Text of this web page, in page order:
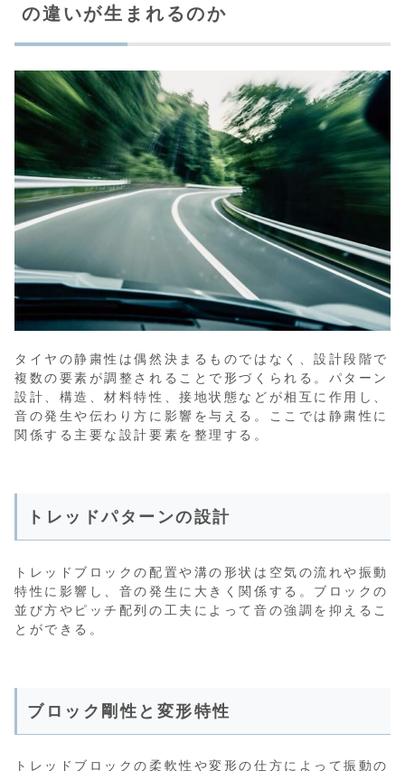
の違いが生まれるのか
タイヤの静粛性は偶然決まるものではなく、設計段階で
複数の要素が調整されることで形づくられる。パターン
設計、構造、材料特性、接地状態などが相互に作用し、
音の発生や伝わり方に影響を与える。ここでは静粛性に
関係する主要な設計要素を整理する。
トレッドパターンの設計
トレッドブロックの配置や溝の形状は空気の流れや振動
特性に影響し、音の発生に大きく関係する。ブロックの
並び方やピッチ配列の工夫によって音の強調を抑えるこ
とができる。
ブロック剛性と変形特性
トレッドブロックの柔軟性や変形の仕方によって振動の